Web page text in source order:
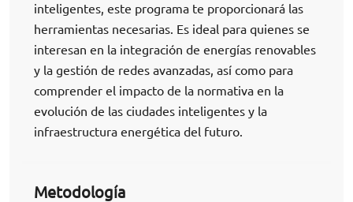
inteligentes, este programa te proporcionará las
herramientas necesarias. Es ideal para quienes se
interesan en la integración de energías renovables
y la gestión de redes avanzadas, así como para
comprender el impacto de la normativa en la
evolución de las ciudades inteligentes y la
infraestructura energética del futuro.
Metodología